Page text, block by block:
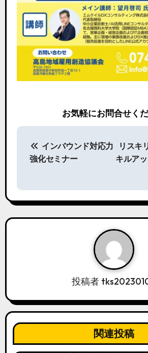
お気軽にお問合せく
投
シ
ョ
インバウンド対応力
強化セミナー
リスキ
キルア
投稿者
関連投稿